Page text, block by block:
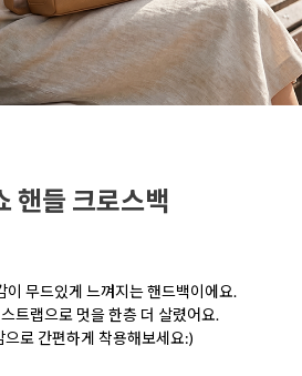
핸들 크로스백
이 무드있게 느껴지는 핸드백이에요.
트랩으로 멋을 한층 더 살렸어요.
으로 간편하게 착용해보세요:)